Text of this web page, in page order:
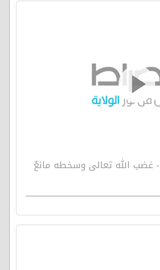
مصباح الهداية 306 - غضب الله تعالى وسخطه مانعٌ